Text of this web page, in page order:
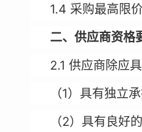
1.4 采购最高限价
二、供应商资格
2.1 供应商除应
（1）具有独立
（2）具有良好